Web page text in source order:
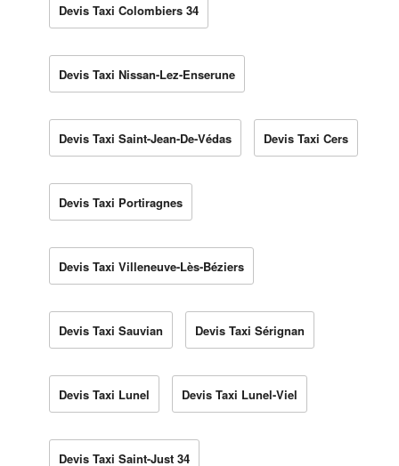
Devis Taxi Colombiers 34
Devis Taxi Nissan-Lez-Enserune
Devis Taxi Saint-Jean-De-Védas Devis Taxi Cers
Devis Taxi Portiragnes
Devis Taxi Villeneuve-Lès-Béziers
Devis Taxi Sauvian Devis Taxi Sérignan
Devis Taxi Lunel Devis Taxi Lunel-Viel
Devis Taxi Saint-Just 34